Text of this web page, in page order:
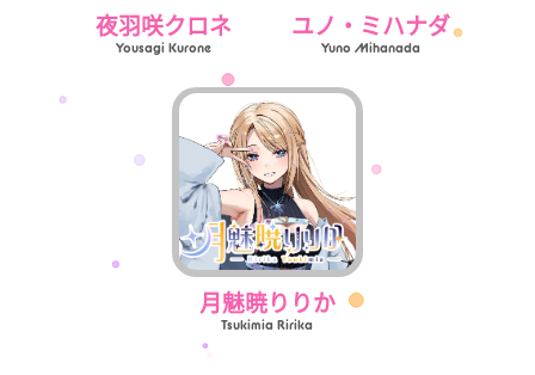
夜羽咲クロネ
Yousagi Kurone
ユノ・ミハナダ
Yuno Mihanada
月魅暁りりか
Tsukimia Ririka